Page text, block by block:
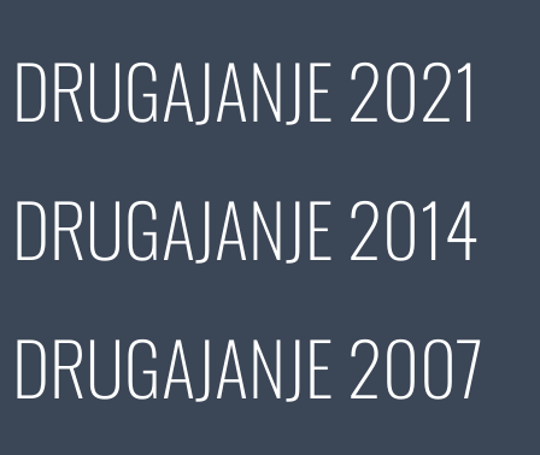
DRUGAJANJE 2021
DRUGAJANJE 2014
DRUGAJANJE 2007